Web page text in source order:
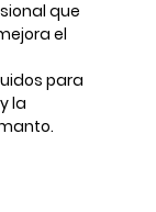
que
el
para
la